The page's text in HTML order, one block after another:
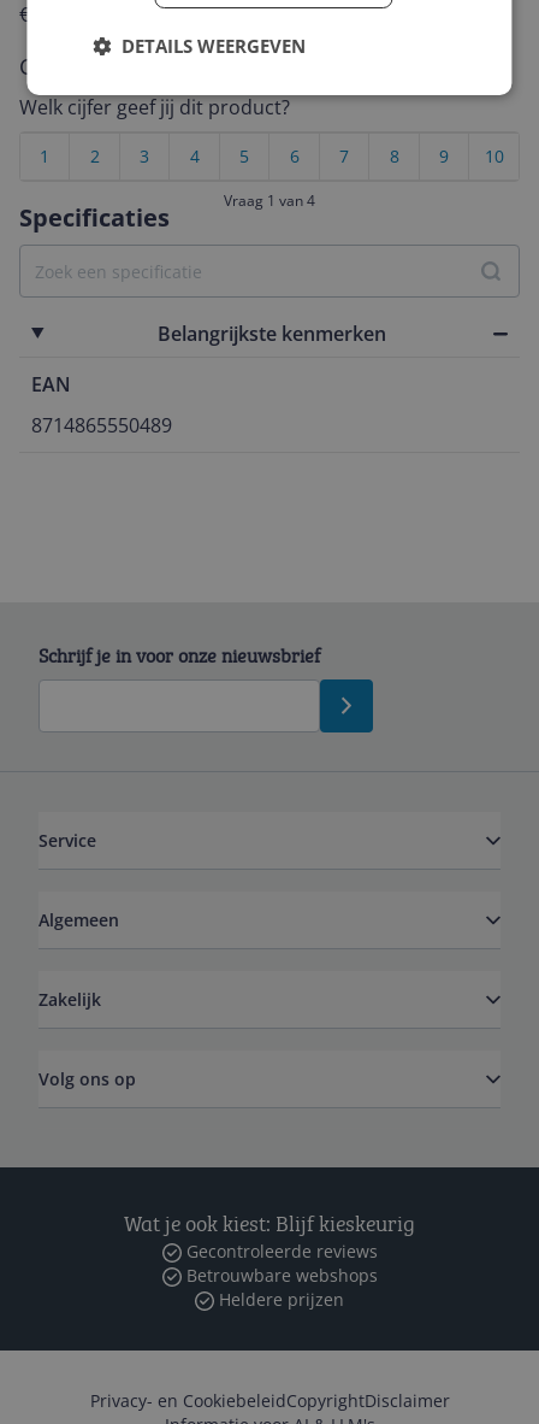
Specificaties
Belangrijkste kenmerken
EAN
8714865550489
€250,-!
Klik hier voor de actievoorwaarden.
Cijfer
Welk cijfer geef jij dit product?
10
9
8
7
6
5
4
3
2
1
Vraag 1 van 4
Schrijf je in voor onze nieuwsbrief
Service
Algemeen
Zakelijk
Volg ons op
Wat je ook kiest: Blijf kieskeurig
Gecontroleerde reviews
Betrouwbare webshops
Heldere prijzen
Privacy- en CookiebeleidCopyrightDisclaimer
DETAILS WEERGEVEN